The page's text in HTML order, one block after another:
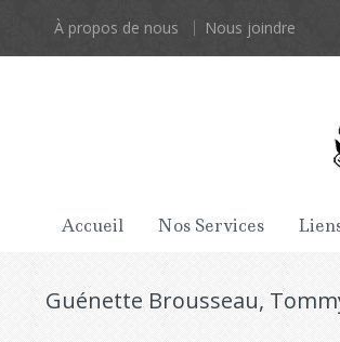
À propos de nous Nous joindre
Accueil Nos Services
Guénette Brousseau,